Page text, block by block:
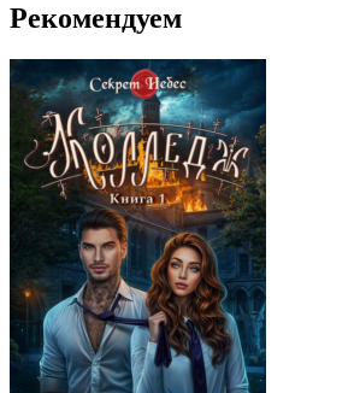
Рекомендуем